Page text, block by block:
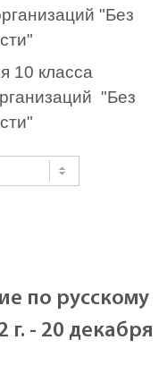
"Без
10 класса
"Без
по русскому
г. - 20 декабря